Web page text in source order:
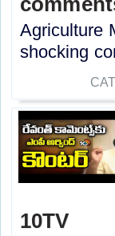
Agriculture
shocking
10TV